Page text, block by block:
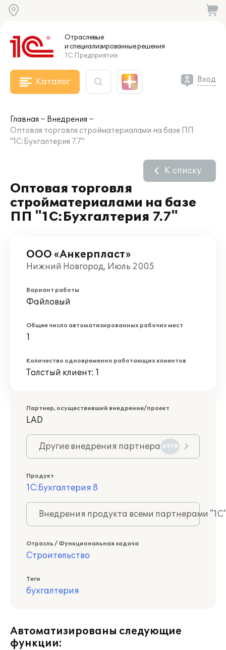
Отраслевые
и специализированныерешения
1С:Предприятие
Каталог Вход
Главная
Внедрения
Оптовая торговля стройматериалами на базе ПП
"1С:Бухгалтерия 7.7"
Оптовая торговля
стройматериалами на базе
ПП "1С:Бухгалтерия 7.7"
К списку
ООО «Анкерпласт»
Нижний Новгород, Июль 2005
Вариант работы
Файловый
Общее число автоматизированных рабочих мест
1
Количество одновременно работающих клиентов
Толстый клиент: 1
Партнер, осуществивший внедрение/проект
LAD
Другие внедрения партнера 4978
Продукт
1С:Бухгалтерия 8
Внедрения продукта всеми партнерами
Отрасль / Функциональная задача
Строительство
Теги
бухгалтерия
Автоматизированы следующие
функции: